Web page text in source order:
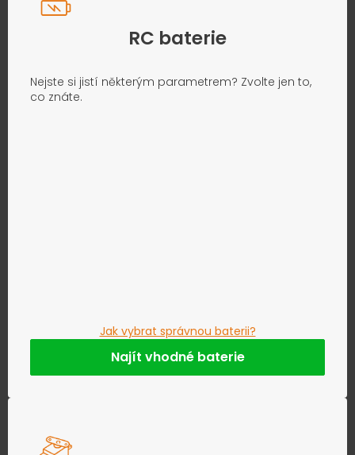
RC baterie
Nejste si jistí některým parametrem? Zvolte jen to,
co znáte.
Jak vybrat správnou baterii?
Najít vhodné baterie